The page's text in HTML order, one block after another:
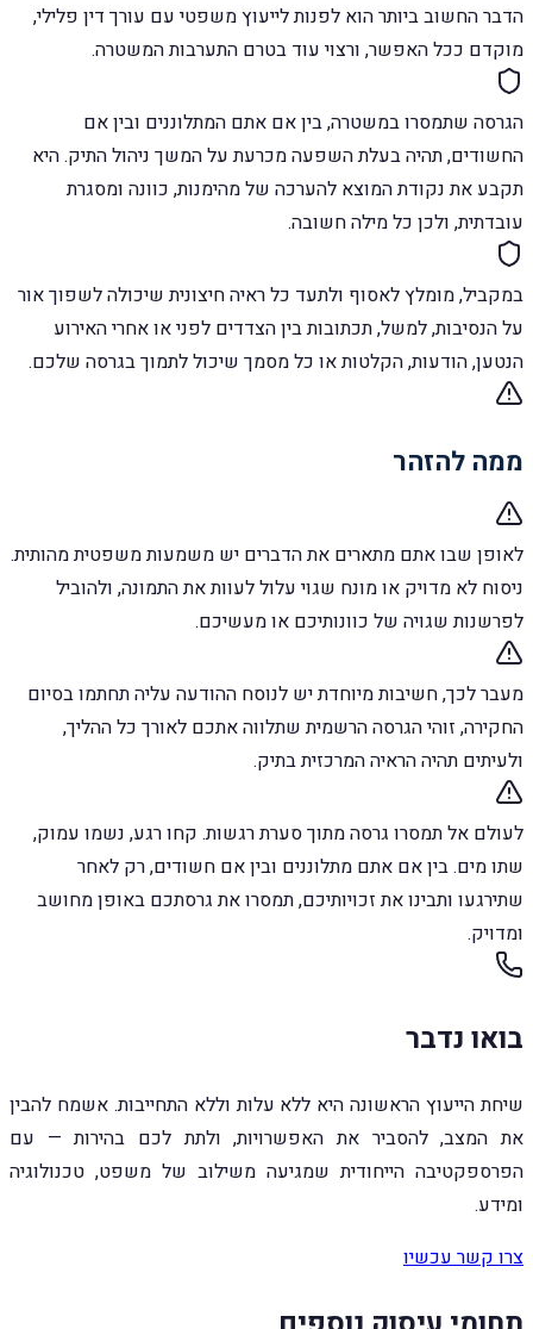
הדבר החשוב ביותר הוא לפנות לייעוץ משפטי עם עורך דין פלילי,
מוקדם ככל האפשר, ורצוי עוד בטרם התערבות המשטרה.
הגרסה שתמסרו במשטרה, בין אם אתם המתלוננים ובין אם
החשודים, תהיה בעלת השפעה מכרעת על המשך ניהול התיק. היא
תקבע את נקודת המוצא להערכה של מהימנות, כוונה ומסגרת
עובדתית, ולכן כל מילה חשובה.
במקביל, מומלץ לאסוף ולתעד כל ראיה חיצונית שיכולה לשפוך אור
על הנסיבות, למשל, תכתובות בין הצדדים לפני או אחרי האירוע
הנטען, הודעות, הקלטות או כל מסמך שיכול לתמוך בגרסה שלכם.
ממה להזהר
לאופן שבו אתם מתארים את הדברים יש משמעות משפטית מהותית.
ניסוח לא מדויק או מונח שגוי עלול לעוות את התמונה, ולהוביל
לפרשנות שגויה של כוונותיכם או מעשיכם.
מעבר לכך, חשיבות מיוחדת יש לנוסח ההודעה עליה תחתמו בסיום
החקירה, זוהי הגרסה הרשמית שתלווה אתכם לאורך כל ההליך,
ולעיתים תהיה הראיה המרכזית בתיק.
לעולם אל תמסרו גרסה מתוך סערת רגשות. קחו רגע, נשמו עמוק,
שתו מים. בין אם אתם מתלוננים ובין אם חשודים, רק לאחר
שתירגעו ותבינו את זכויותיכם, תמסרו את גרסתכם באופן מחושב
ומדויק.
בואו נדבר
שיחת הייעוץ הראשונה היא ללא עלות וללא התחייבות. אשמח להבין
את המצב, להסביר את האפשרויות, ולתת לכם בהירות — עם
הפרספקטיבה הייחודית שמגיעה משילוב של משפט, טכנולוגיה
ומידע.
צרו קשר עכשיו